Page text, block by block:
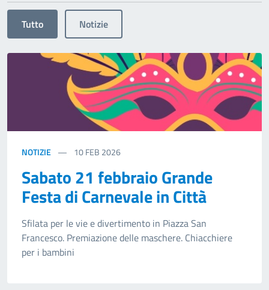
Tutto Notizie
NOTIZIE 10FEB 2026
Sabato 21 febbraio Grande
Festa di Carnevale in Città
Sfilata per le vie e divertimento in Piazza San
Francesco. Premiazione delle maschere. Chiacchiere
per i bambini